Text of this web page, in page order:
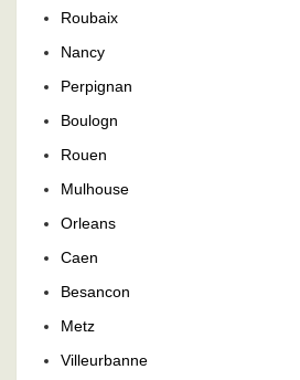
Roubaix
Nancy
Perpignan
Boulogn
Rouen
Mulhouse
Orleans
Caen
Besancon
Metz
Villeurbanne